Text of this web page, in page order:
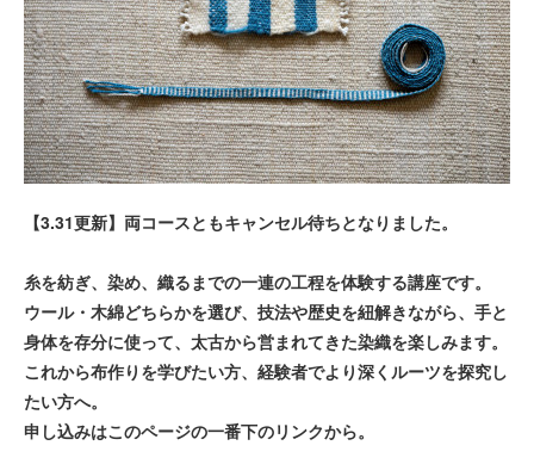
【3.31更新】両コースともキャンセル待ちとなりました。
糸を紡ぎ、染め、織るまでの一連の工程を体験する講座です。
ウール・木綿どちらかを選び、技法や歴史を紐解きながら、手と
身体を存分に使って、太古から営まれてきた染織を楽しみます。
これから布作りを学びたい方、経験者でより深くルーツを探究し
たい方へ。
申し込みはこのページの一番下のリンクから。